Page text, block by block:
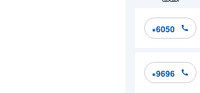
*6050
*9696